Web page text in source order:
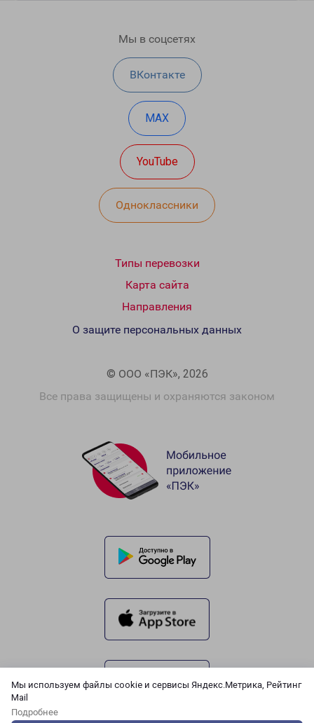
Мы используем файлы cookie и сервисы Яндекс.Метрика, Рейтинг
Mail
Подробнее
Мы в соцсетях
ВКонтакте
MAX
YouTube
Одноклассники
Типы перевозки
Карта сайта
Направления
© ООО «ПЭК», 2026
Все права защищены и охраняются законом
О защите персональных данных